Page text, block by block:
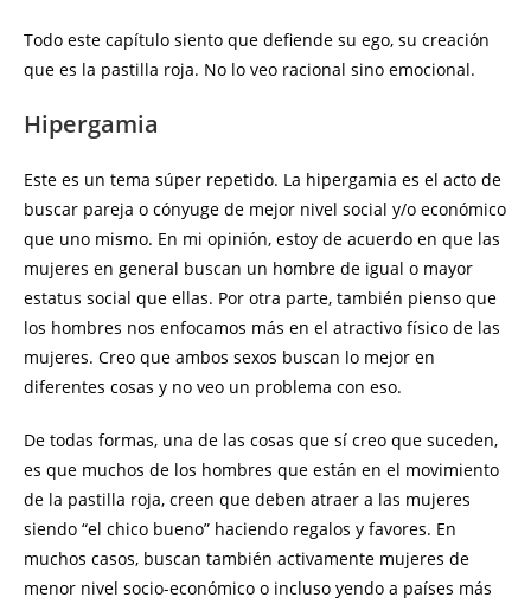
Todo este capítulo siento que defiende su ego, su creación
que es la pastilla roja. No lo veo racional sino emocional.
Hipergamia
Este es un tema súper repetido. La hipergamia es el acto de
buscar pareja o cónyuge de mejor nivel social y/o económico
que uno mismo. En mi opinión, estoy de acuerdo en que las
mujeres en general buscan un hombre de igual o mayor
estatus social que ellas. Por otra parte, también pienso que
los hombres nos enfocamos más en el atractivo físico de las
mujeres. Creo que ambos sexos buscan lo mejor en
diferentes cosas y no veo un problema con eso.
De todas formas, una de las cosas que sí creo que suceden,
es que muchos de los hombres que están en el movimiento
de la pastilla roja, creen que deben atraer a las mujeres
siendo “el chico bueno” haciendo regalos y favores. En
muchos casos, buscan también activamente mujeres de
menor nivel socio-económico o incluso yendo a países más